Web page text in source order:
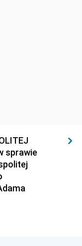
sprawie